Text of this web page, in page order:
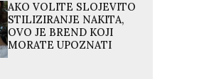
AKO VOLITE SLOJEVITO
STILIZIRANJE NAKITA,
OVO JE BREND KOJI
MORATE UPOZNATI